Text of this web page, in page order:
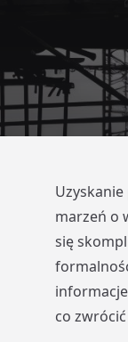
Uzyskanie
marzeń o
się
co